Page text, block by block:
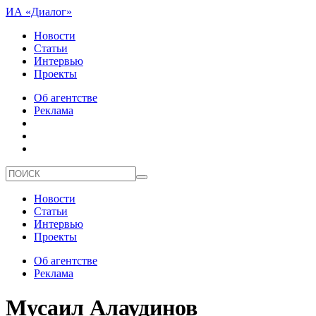
ИА «Диалог»
Новости
Статьи
Интервью
Проекты
Об агентстве
Реклама
Новости
Статьи
Интервью
Проекты
Об агентстве
Реклама
Мусаил Алаудинов